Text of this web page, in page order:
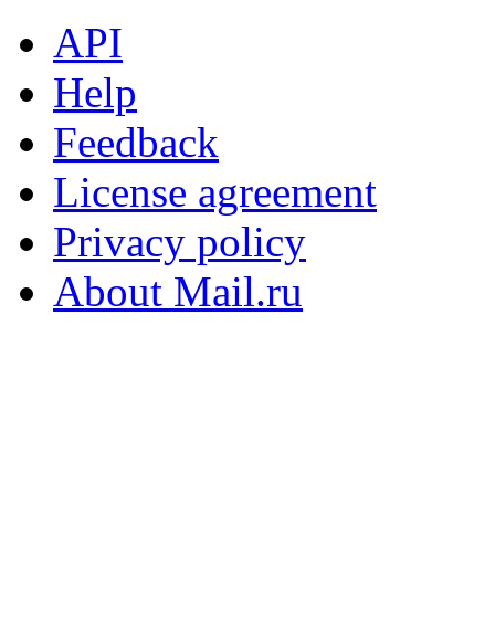
API
Help
Feedback
License agreement
Privacy policy
About Mail.ru